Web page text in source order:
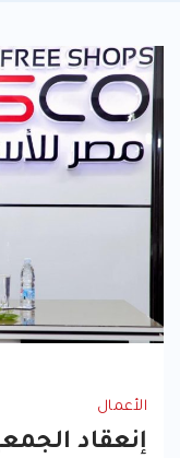
الأعمال
إنعقاد